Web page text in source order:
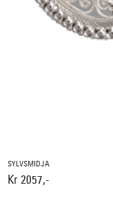
SYLVSMIDJA
Kr 2057,-